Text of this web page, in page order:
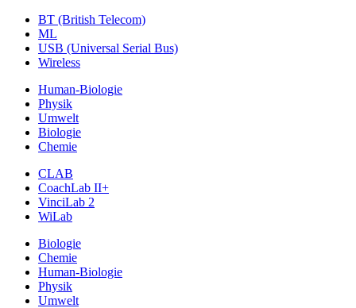
BT (British Telecom)
ML
USB (Universal Serial Bus)
Wireless
Human-Biologie
Physik
Umwelt
Biologie
Chemie
CLAB
CoachLab II+
VinciLab 2
WiLab
Biologie
Chemie
Human-Biologie
Physik
Umwelt